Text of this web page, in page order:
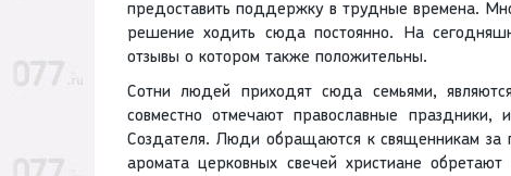
предоставить поддержку в трудные времена.
решение ходить сюда постоянно. На
отзывы о котором также положительны.
Сотни людей приходят сюда семьями,
совместно отмечают православные
Создателя. Люди обращаются к священникам
аромата церковных свечей христиане